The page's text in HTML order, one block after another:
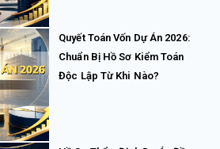
Quyết Toán Vốn Dự Án 2026:
Chuẩn Bị Hồ Sơ Kiểm Toán
Độc Lập Từ Khi Nào?